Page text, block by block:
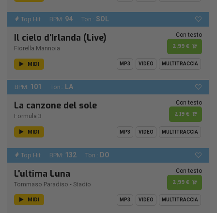
Top Hit BPM: 94 Ton.: SOL
Il cielo d'Irlanda (Live)
Fiorella Mannoia
Con testo
2,99 €
MIDI MP3 VIDEO MULTITRACCIA
BPM: 101 Ton.: LA
La canzone del sole
Formula 3
Con testo
2,19 €
MIDI MP3 VIDEO MULTITRACCIA
Top Hit BPM: 132 Ton.: DO
L'ultima Luna
Tommaso Paradiso - Stadio
Con testo
2,99 €
MIDI MP3 VIDEO MULTITRACCIA